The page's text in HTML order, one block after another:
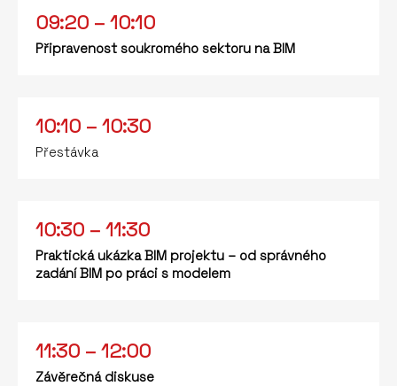
09:20 – 10:10
Připravenost soukromého sektoru na BIM
10:10 – 10:30
Přestávka
10:30 – 11:30
Praktická ukázka BIM projektu – od správného
zadání BIM po práci s modelem
11:30 – 12:00
Závěrečná diskuse